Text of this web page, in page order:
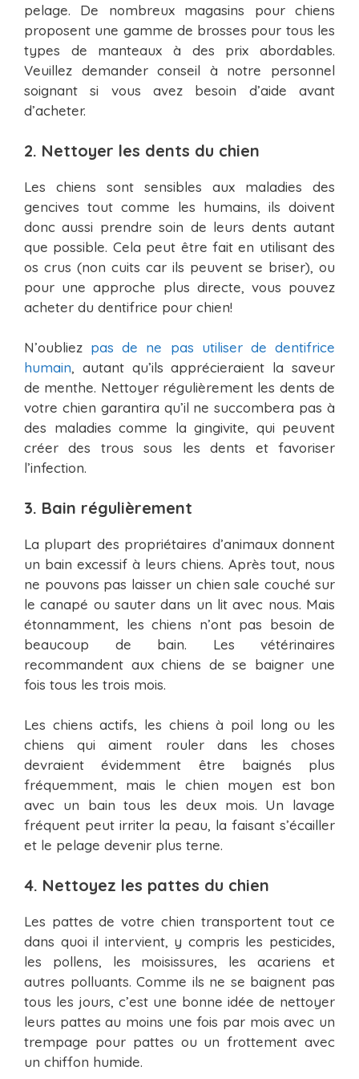
pelage. De nombreux magasins pour chiens
proposent une gamme de brosses pour tous les
types de manteaux à des prix abordables.
Veuillez demander conseil à notre personnel
soignant si vous avez besoin d’aide avant
d’acheter.
2. Nettoyer les dents du chien
Les chiens sont sensibles aux maladies des
gencives tout comme les humains, ils doivent
donc aussi prendre soin de leurs dents autant
que possible. Cela peut être fait en utilisant des
os crus (non cuits car ils peuvent se briser), ou
pour une approche plus directe, vous pouvez
acheter du dentifrice pour chien!
N’oubliez pas de ne pas utiliser de dentifrice
humain, autant qu’ils apprécieraient la saveur
de menthe. Nettoyer régulièrement les dents de
votre chien garantira qu’il ne succombera pas à
des maladies comme la gingivite, qui peuvent
créer des trous sous les dents et favoriser
l’infection.
3. Bain régulièrement
La plupart des propriétaires d’animaux donnent
un bain excessif à leurs chiens. Après tout, nous
ne pouvons pas laisser un chien sale couché sur
le canapé ou sauter dans un lit avec nous. Mais
étonnamment, les chiens n’ont pas besoin de
beaucoup de bain. Les vétérinaires
recommandent aux chiens de se baigner une
fois tous les trois mois.
Les chiens actifs, les chiens à poil long ou les
chiens qui aiment rouler dans les choses
devraient évidemment être baignés plus
fréquemment, mais le chien moyen est bon
avec un bain tous les deux mois. Un lavage
fréquent peut irriter la peau, la faisant s’écailler
et le pelage devenir plus terne.
4. Nettoyez les pattes du chien
Les pattes de votre chien transportent tout ce
dans quoi il intervient, y compris les pesticides,
les pollens, les moisissures, les acariens et
autres polluants. Comme ils ne se baignent pas
tous les jours, c’est une bonne idée de nettoyer
leurs pattes au moins une fois par mois avec un
trempage pour pattes ou un frottement avec
un chiffon humide.